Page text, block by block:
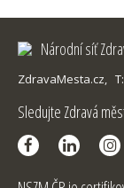
Národní síť
ZdravaMesta.cz,
Sledujte Zdravá